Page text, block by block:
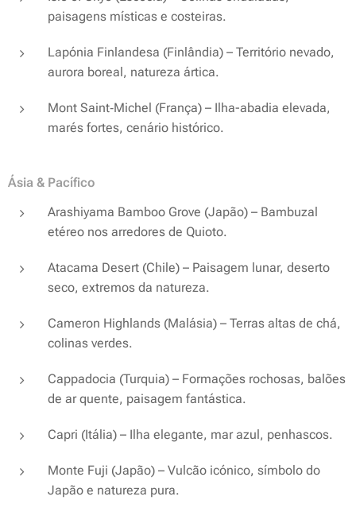
paisagens místicas e costeiras.
Lapónia Finlandesa (Finlândia) – Território nevado,
aurora boreal, natureza ártica.
Mont Saint‑Michel (França) – Ilha-abadia elevada,
marés fortes, cenário histórico.
Ásia & Pacífico
Arashiyama Bamboo Grove (Japão) – Bambuzal
etéreo nos arredores de Quioto.
Atacama Desert (Chile) – Paisagem lunar, deserto
seco, extremos da natureza.
Cameron Highlands (Malásia) – Terras altas de chá,
colinas verdes.
Cappadocia (Turquia) – Formações rochosas, balões
de ar quente, paisagem fantástica.
Capri (Itália) – Ilha elegante, mar azul, penhascos.
Monte Fuji (Japão) – Vulcão icónico, símbolo do
Japão e natureza pura.